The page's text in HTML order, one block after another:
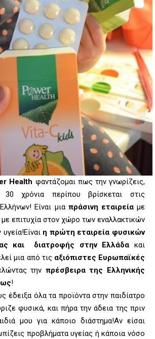
Health φαντάζομαι πως την γνωρίζεις,
χρόνια περίπου βρίσκεται στις
Είναι μια πράσινη εταιρείαμε
με επιτυχία στον χώρο των εναλλακτικών
η πρώτη εταιρεία φυσικών
και διατροφής στην Ελλάδα και
μια από τις αξιόπιστες Ευρωπαϊκές
την πρέσβειρα της Ελληνικής
!
έδειξα όλα τα προϊόντα στην παιδίατρο
φυσικά, και πήρα την άδεια της πριν
μου για κάποιο διάστημα!Αν είσαι
προβλήματα υγείας ή κάποια νόσο